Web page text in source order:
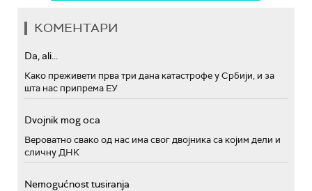
КОМЕНТАРИ
Da, ali...
Како преживети прва три дана катастрофе у Србији, и за
шта нас припрема ЕУ
Dvojnik mog oca
Вероватно свако од нас има свог двојника са којим дели и
сличну ДНК
Nemogućnost tusiranja